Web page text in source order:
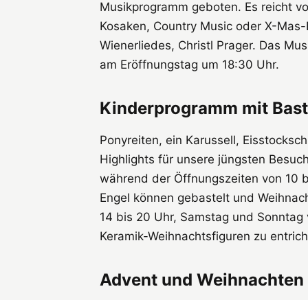
Musikprogramm geboten. Es reicht
Kosaken, Country Music oder X-
Wienerliedes, Christl Prager. Das
am Eröffnungstag um 18:30 Uhr.
Kinderprogramm mit
Ponyreiten, ein Karussell,
Highlights für unsere jüngsten
während der Öffnungszeiten von 10
Engel können gebastelt und
14 bis 20 Uhr, Samstag und
Keramik-Weihnachtsfiguren zu
Advent und